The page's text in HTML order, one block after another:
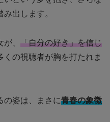
出します。
、 「自分の好き」を信じ
の視聴者が胸を打たれま
の姿は、まさに青春の象徴